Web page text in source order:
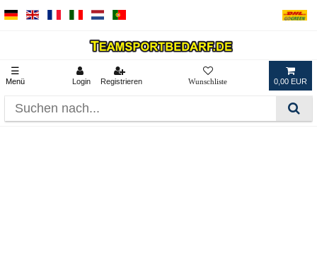
☰
Menü Login Registrieren 0,00 EUR